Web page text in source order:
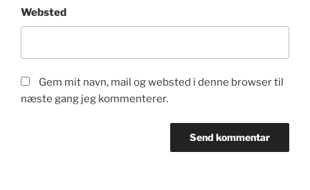
Websted
Gem mit navn, mail og websted i denne browser til
næste gang jeg kommenterer.